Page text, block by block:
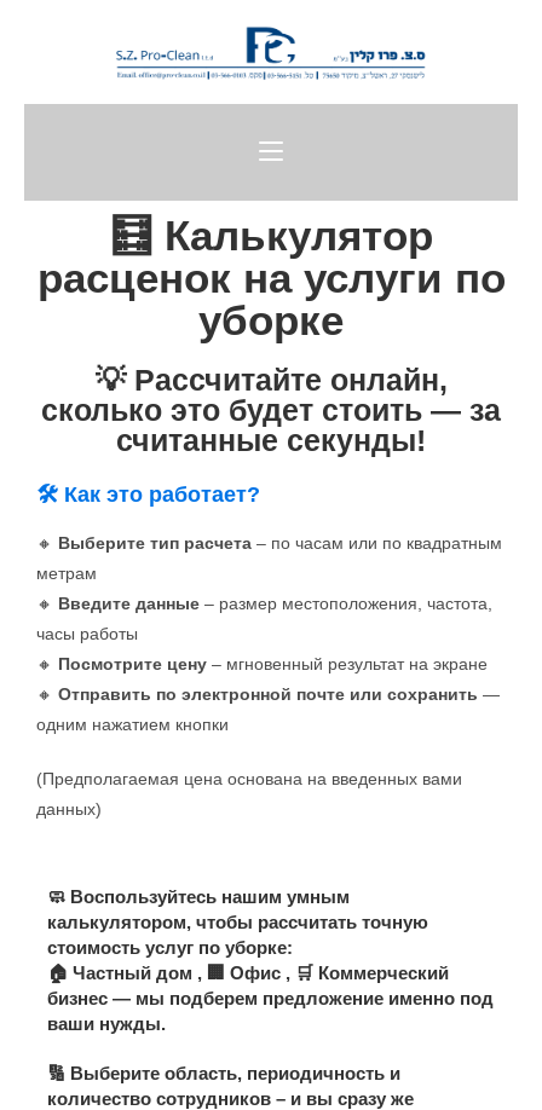
🧮 Калькулятор
расценок на услуги по
уборке
💡 Рассчитайте онлайн,
сколько это будет стоить — за
считанные секунды!
🛠️ Как это работает?
🔸 Выберите тип расчета – по часам или по квадратным
метрам
🔸 Введите данные – размер местоположения, частота,
часы работы
🔸 Посмотрите цену – мгновенный результат на экране
🔸 Отправить по электронной почте или сохранить —
одним нажатием кнопки
(Предполагаемая цена основана на введенных вами
данных)
🧼 Воспользуйтесь нашим умным
калькулятором, чтобы рассчитать точную
стоимость услуг по уборке:
🏠 Частный дом , 🏢 Офис , 🛒 Коммерческий
бизнес — мы подберем предложение именно под
ваши нужды.
🔢 Выберите область, периодичность и
количество сотрудников – и вы сразу же